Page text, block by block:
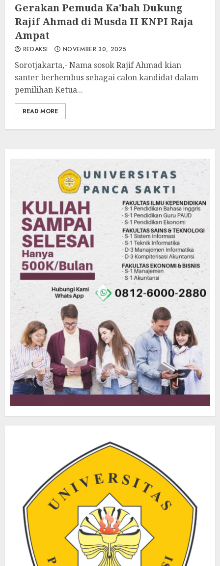
Gerakan Pemuda Ka’bah Dukung
Rajif Ahmad di Musda II KNPI Raja
Ampat
REDAKSI NOVEMBER 30, 2025
Sorotjakarta,- Nama sosok Rajif Ahmad kian
santer berhembus sebagai calon kandidat dalam
pemilihan Ketua...
READ MORE